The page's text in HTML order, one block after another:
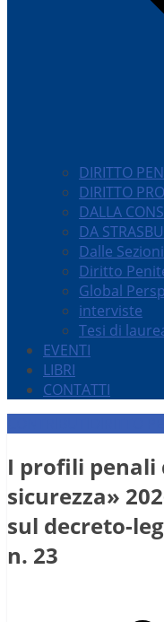
DIRITTO
DIRITTO
DALLA
DA
Dalle
Diritto
Global
interviste
Tesi di
EVENTI
LIBRI
CONTATTI
I profili penali
sicurezza»
sul decreto-
n. 23